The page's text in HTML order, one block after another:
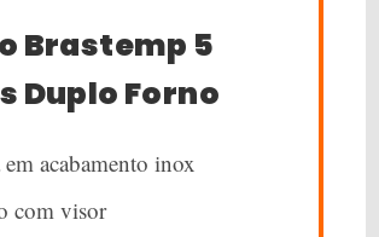
Brastemp 5
Duplo Forno
em acabamento inox
com visor